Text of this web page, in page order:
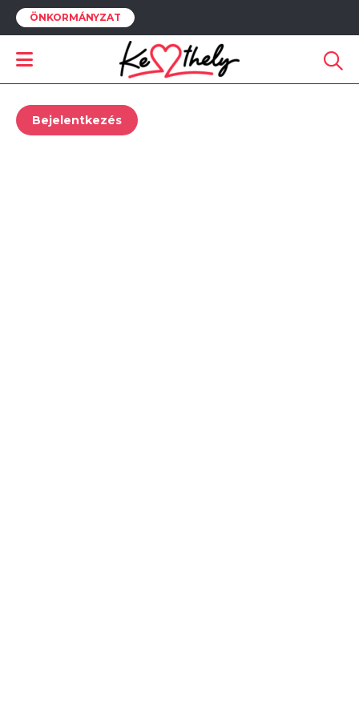
ÖNKORMÁNYZATVITORLÁS
Ehhez a funkcióhoz be kell jelentkezned.
Bejelentkezés